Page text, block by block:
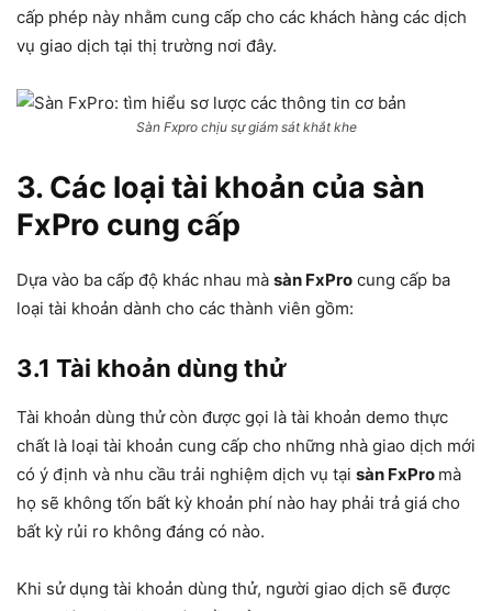
cấp phép này nhằm cung cấp cho các khách hàng các dịch
vụ giao dịch tại thị trường nơi đây.
Sàn Fxpro chịu sự giám sát khắt khe
3. Các loại tài khoản của sàn
FxPro cung cấp
Dựa vào ba cấp độ khác nhau mà sàn FxPro cung cấp ba
loại tài khoản dành cho các thành viên gồm:
3.1 Tài khoản dùng thử
Tài khoản dùng thử còn được gọi là tài khoản demo thực
chất là loại tài khoản cung cấp cho những nhà giao dịch mới
có ý định và nhu cầu trải nghiệm dịch vụ tại sàn FxPro mà
họ sẽ không tốn bất kỳ khoản phí nào hay phải trả giá cho
bất kỳ rủi ro không đáng có nào.
Khi sử dụng tài khoản dùng thử, người giao dịch sẽ được